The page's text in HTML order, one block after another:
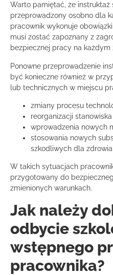
Warto pamiętać, że
przeprowadzony osobno dla
pracownik wykonuje
musi zostać zapoznany z
bezpiecznej pracy na każdym
Ponowne przeprowadzenie
być konieczne również w
lub technicznych w miejscu
zmiany procesu
reorganizacji
wprowadzenia nowych
stosowania nowych
szkodliwych dla zdrowia.
W takich sytuacjach
przygotowany do
zmienionych warunkach.
Jak należy
odbycie
wstępnego
pracownika?